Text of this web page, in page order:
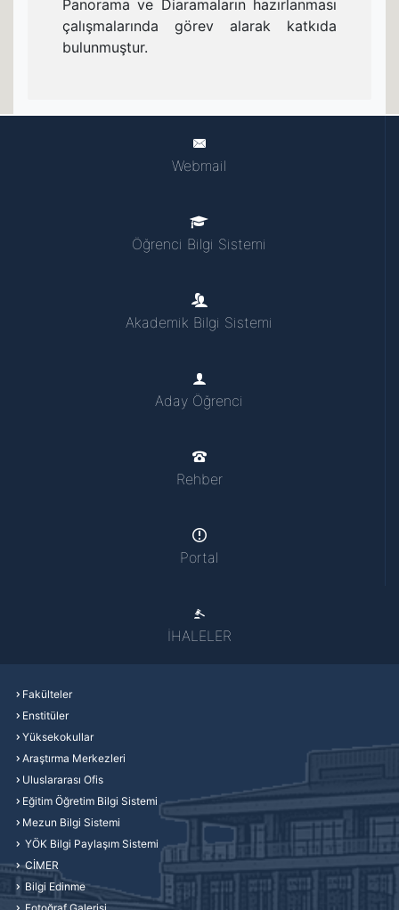
Panorama ve Diaramaların hazırlanması
çalışmalarında görev alarak katkıda
bulunmuştur.
Webmail
Öğrenci Bilgi Sistemi
Akademik Bilgi Sistemi
Aday Öğrenci
Rehber
Portal
İHALELER
Fakülteler
Enstitüler
Yüksekokullar
Araştırma Merkezleri
Uluslararası Ofis
Eğitim Öğretim Bilgi Sistemi
Mezun Bilgi Sistemi
YÖK Bilgi Paylaşım Sistemi
CİMER
Bilgi Edinme